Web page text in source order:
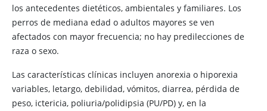
los antecedentes dietéticos, ambientales y familiares. Los
perros de mediana edad o adultos mayores se ven
afectados con mayor frecuencia; no hay predilecciones de
raza o sexo.
Las características clínicas incluyen anorexia o hiporexia
variables, letargo, debilidad, vómitos, diarrea, pérdida de
peso, ictericia, poliuria/polidipsia (PU/PD) y, en la